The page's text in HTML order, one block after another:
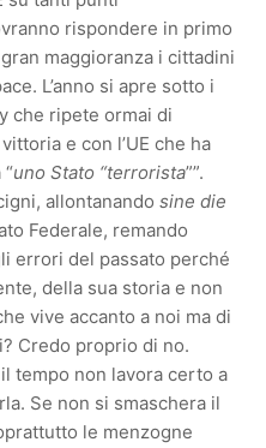
rispondere in primo
maggioranza i cittadini
L’anno si apre sotto i
che ripete ormai di
e con l’UE che ha
uno Stato “terrorista””.
allontanandosine die
Federale, remando
errori del passato perché
della sua storia e non
vive accanto a noi ma di
Credo proprio di no.
tempo non lavora certo a
Se non si smaschera il
le menzogne